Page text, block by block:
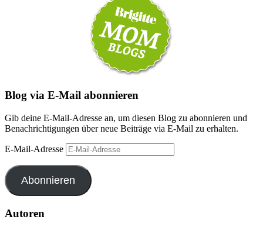
Blog via E-Mail abonnieren
Gib deine E-Mail-Adresse an, um diesen Blog zu abonnieren und
Benachrichtigungen über neue Beiträge via E-Mail zu erhalten.
E-Mail-Adresse
Abonnieren
Autoren